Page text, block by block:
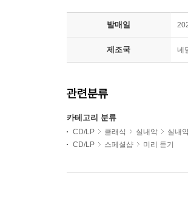
발매일
제조국 네
관련분류
카테고리 분류
CD/LP 클래식 실내악
실내
CD/LP
스페셜샵 미리 듣기